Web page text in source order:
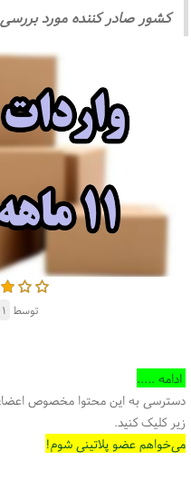
کشور صادر کننده مورد
توسط ۱
ادامه .....
دسترسی به این محتوا مخصوص
زیر کلیک کنید.
می‌خواهم عضو پلاتینی شوم!